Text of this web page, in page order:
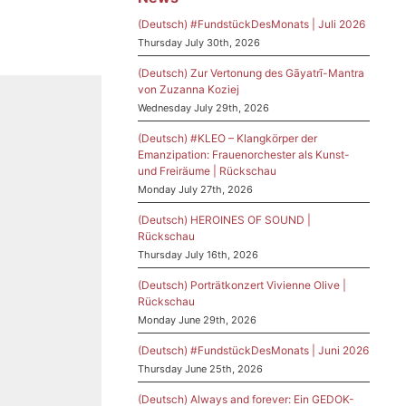
(Deutsch) #FundstückDesMonats | Juli 2026
Thursday July 30th, 2026
(Deutsch) Zur Vertonung des Gāyatrī-Mantra
von Zuzanna Koziej
Wednesday July 29th, 2026
(Deutsch) #KLEO – Klangkörper der
Emanzipation: Frauenorchester als Kunst-
und Freiräume | Rückschau
Monday July 27th, 2026
(Deutsch) HEROINES OF SOUND |
Rückschau
Thursday July 16th, 2026
(Deutsch) Porträtkonzert Vivienne Olive |
Rückschau
Monday June 29th, 2026
(Deutsch) #FundstückDesMonats | Juni 2026
Thursday June 25th, 2026
(Deutsch) Always and forever: Ein GEDOK-